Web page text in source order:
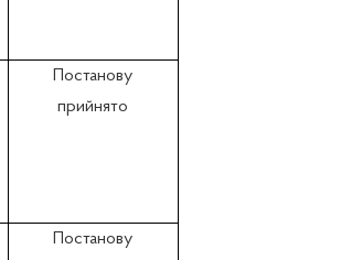
Постанову
прийнято
Постанову